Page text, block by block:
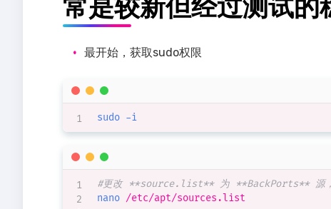
常是较新但经过测试的
最开始，获取sudo权限
sudo -i
#更改 **source.list** 为 **BackPorts**
nano /etc/apt/sources.list